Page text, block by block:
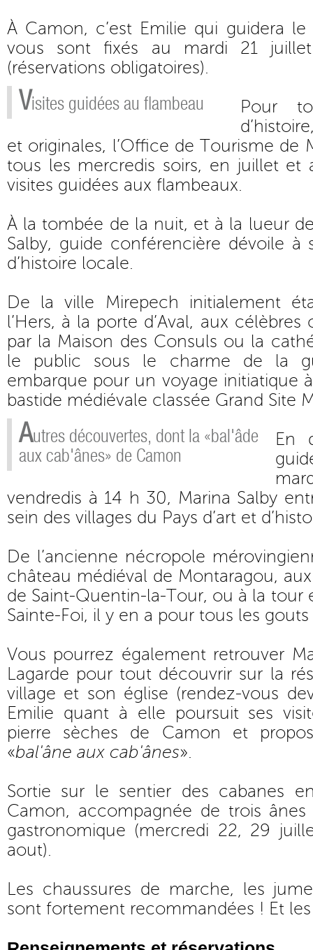
À Camon, c’est Emilie qui guidera
vous sont fixés au mardi 21
(réservations obligatoires).
Visites guidées au flambeau
Pour
et originales, l’Office de Tourisme de
tous les mercredis soirs, en juillet et
visites guidées aux flambeaux.
À la tombée de la nuit, et à la lueur
Salby, guide conférencière dévoile à
d’histoire locale.
De la ville Mirepech initialement
l’Hers, à la porte d’Aval, aux
par la Maison des Consuls ou la
le public sous le charme de la
embarque pour un voyage initiatique
bastide médiévale classée Grand Site
Autres découvertes, dont la «bal'âde
aux cab'ânes» de Camon
En
vendredis à 14 h 30, Marina Salby
sein des villages du Pays d’art et
De l’ancienne nécropole
château médiéval de Montaragou,
de Saint-Quentin-la-Tour, ou à la tour
Sainte-Foi, il y en a pour tous les
Vous pourrez également retrouver
Lagarde pour tout découvrir sur la
village et son église (rendez-vous
Emilie quant à elle poursuit ses
pierre sèches de Camon et
«bal'âne aux cab'ânes».
Sortie sur le sentier des cabanes
Camon, accompagnée de trois
gastronomique (mercredi 22, 29
aout).
Les chaussures de marche, les
sont fortement recommandées ! Et